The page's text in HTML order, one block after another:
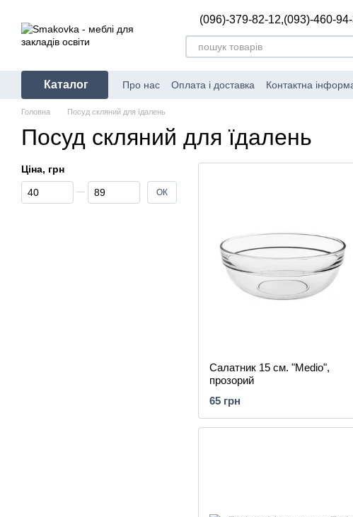
(096)-379-82-12,(093)-460-
Каталог Про нас Оплата і доставка Контактна
Головна Посуд скляний для їдалень
Посуд скляний для їдалень
Салатник 15 см. "Medio",
прозорий
65 грн
Ціна, грн
Від Ціна, грн
До Ціна, грн ОК